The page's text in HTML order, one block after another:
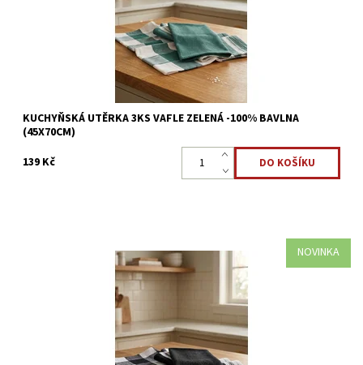
KUCHYŇSKÁ UTĚRKA 3KS VAFLE ZELENÁ -100% BAVLNA
(45X70CM)
139 Kč
NOVINKA
Sada kuchyňských utěrek 100% bavlna vafle černá
Skladem >5 ks
8595248439719